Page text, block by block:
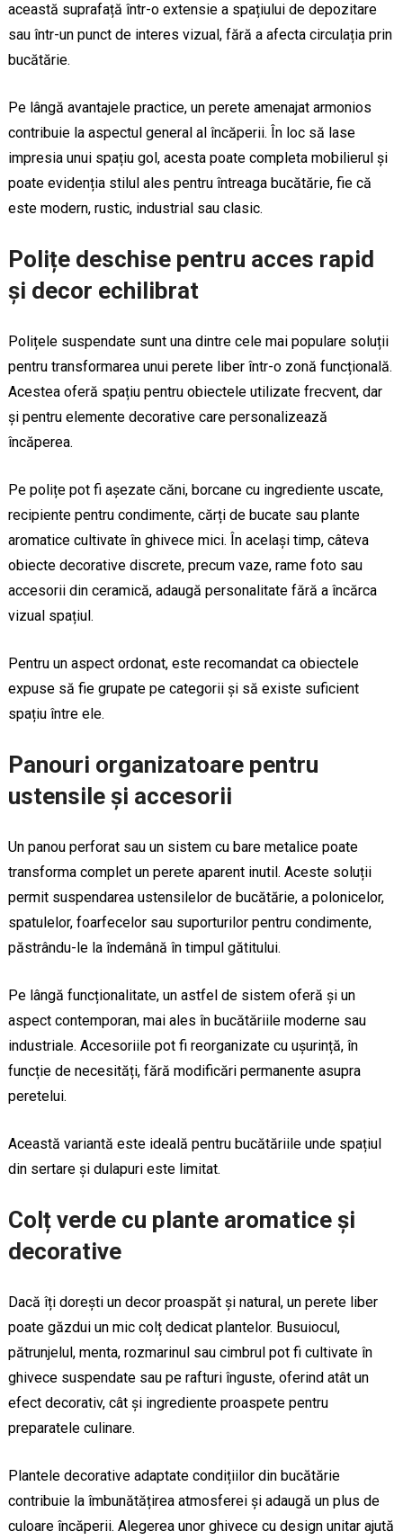
această suprafață într-o extensie a spațiului de depozitare
sau într-un punct de interes vizual, fără a afecta circulația prin
bucătărie.
Pe lângă avantajele practice, un perete amenajat armonios
contribuie la aspectul general al încăperii. În loc să lase
impresia unui spațiu gol, acesta poate completa mobilierul și
poate evidenția stilul ales pentru întreaga bucătărie, fie că
este modern, rustic, industrial sau clasic.
Polițe deschise pentru acces rapid
și decor echilibrat
Polițele suspendate sunt una dintre cele mai populare soluții
pentru transformarea unui perete liber într-o zonă funcțională.
Acestea oferă spațiu pentru obiectele utilizate frecvent, dar
și pentru elemente decorative care personalizează
încăperea.
Pe polițe pot fi așezate căni, borcane cu ingrediente uscate,
recipiente pentru condimente, cărți de bucate sau plante
aromatice cultivate în ghivece mici. În același timp, câteva
obiecte decorative discrete, precum vaze, rame foto sau
accesorii din ceramică, adaugă personalitate fără a încărca
vizual spațiul.
Pentru un aspect ordonat, este recomandat ca obiectele
expuse să fie grupate pe categorii și să existe suficient
spațiu între ele.
Panouri organizatoare pentru
ustensile și accesorii
Un panou perforat sau un sistem cu bare metalice poate
transforma complet un perete aparent inutil. Aceste soluții
permit suspendarea ustensilelor de bucătărie, a polonicelor,
spatulelor, foarfecelor sau suporturilor pentru condimente,
păstrându-le la îndemână în timpul gătitului.
Pe lângă funcționalitate, un astfel de sistem oferă și un
aspect contemporan, mai ales în bucătăriile moderne sau
industriale. Accesoriile pot fi reorganizate cu ușurință, în
funcție de necesități, fără modificări permanente asupra
peretelui.
Această variantă este ideală pentru bucătăriile unde spațiul
din sertare și dulapuri este limitat.
Colț verde cu plante aromatice și
decorative
Dacă îți dorești un decor proaspăt și natural, un perete liber
poate găzdui un mic colț dedicat plantelor. Busuiocul,
pătrunjelul, menta, rozmarinul sau cimbrul pot fi cultivate în
ghivece suspendate sau pe rafturi înguste, oferind atât un
efect decorativ, cât și ingrediente proaspete pentru
preparatele culinare.
Plantele decorative adaptate condițiilor din bucătărie
contribuie la îmbunătățirea atmosferei și adaugă un plus de
culoare încăperii. Alegerea unor ghivece cu design unitar ajută